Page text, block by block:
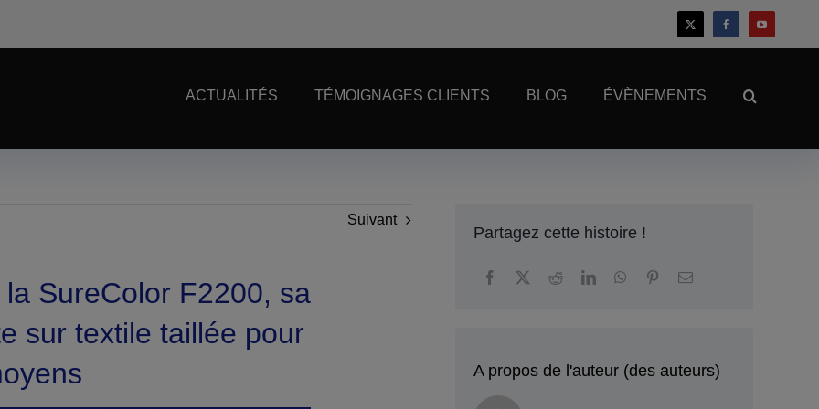
ACTUALITÉS TÉMOIGNAGES CLIENTS BLOG ÉVÈNEMENTS
Suivant
SureColor F2200, sa
sur textile taillée pour
Partagez cette histoire !
A propos de l'auteur (des auteurs)